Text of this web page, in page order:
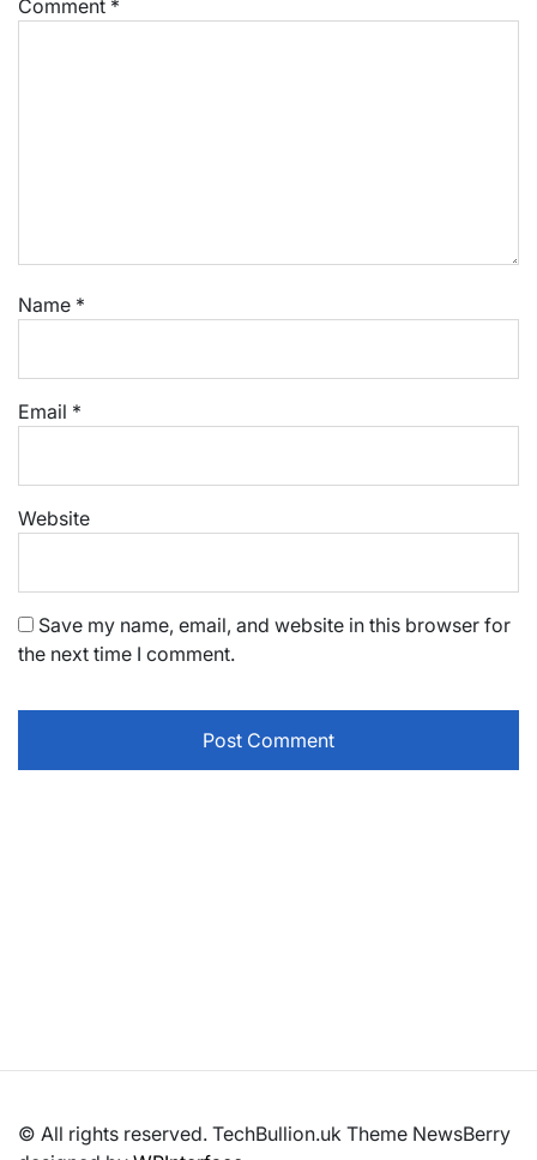
Comment *
Name *
Email *
Website
Save my name, email, and website in this browser for
the next time I comment.
© All rights reserved. TechBullion.uk Theme NewsBerry